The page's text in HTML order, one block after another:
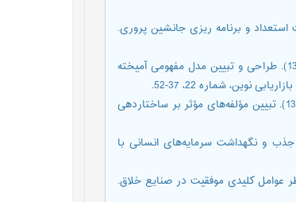
مدیریت استعداد و برنامه ریزی جانشین پروری.
مبارکی، محمدحسن، رضوانی، مهران، یداللهی فارسی، جهانگیر، محمدتقی، طغرایی (1395). طراحی و تبیین مدل مفهومی آمیخته
نوین، شماره 22، 37-52.
محمدی، مهدی، مدهوشی، مهرداد، صفائی قادیکلایی، عبدالحمید، حسنعلی آقاجانی (1396). تبیین مؤلفه‌های مؤثر بر ساختاردهی
جذب و نگهداشت سرمایه‌های انسانی با
اهمیت-عملکرد از منظر عوامل کلیدی موفقیت در صنایع خلاق.